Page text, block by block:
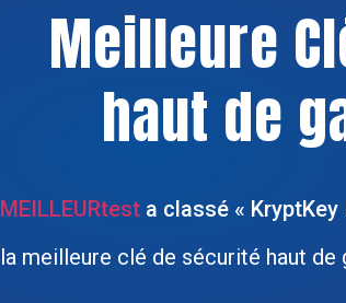
Meilleure
haut de
MEILLEURtest a classé «
la meilleure clé de sécurité haut de